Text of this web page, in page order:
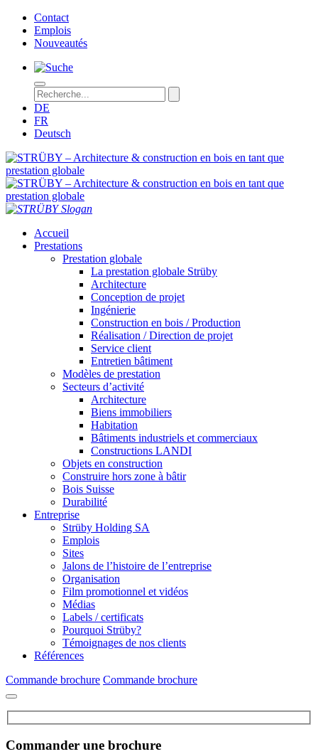
Contact
Emplois
Nouveautés
DE
FR
Deutsch
STRÜBY – Architecture & construction en bois en tant que
Accueil
Prestations
Prestation globale
La prestation globale Strüby
Architecture
Conception de projet
Ingénierie
Construction en bois / Production
Réalisation / Direction de projet
Service client
Entretien bâtiment
Modèles de prestation
Secteurs d’activité
Architecture
Biens immobiliers
Habitation
Bâtiments industriels et commerciaux
Constructions LANDI
Objets en construction
Construire hors zone à bâtir
Bois Suisse
Durabilité
Entreprise
Strüby Holding SA
Emplois
Sites
Jalons de l’histoire de l’entreprise
Organisation
Film promotionnel et vidéos
Médias
Labels / certificats
Pourquoi Strüby?
Témoignages de nos clients
Références
Commande brochure Commande brochure
Commander une brochure